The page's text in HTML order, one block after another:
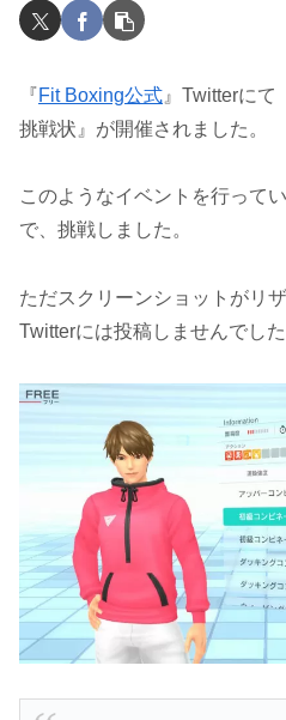
『Fit Boxing公式 』Twitterに
挑戦状』が開催されました。
このようなイベントを行って
で、挑戦しました。
ただスクリーンショットがリ
Twitterには投稿しませんでした